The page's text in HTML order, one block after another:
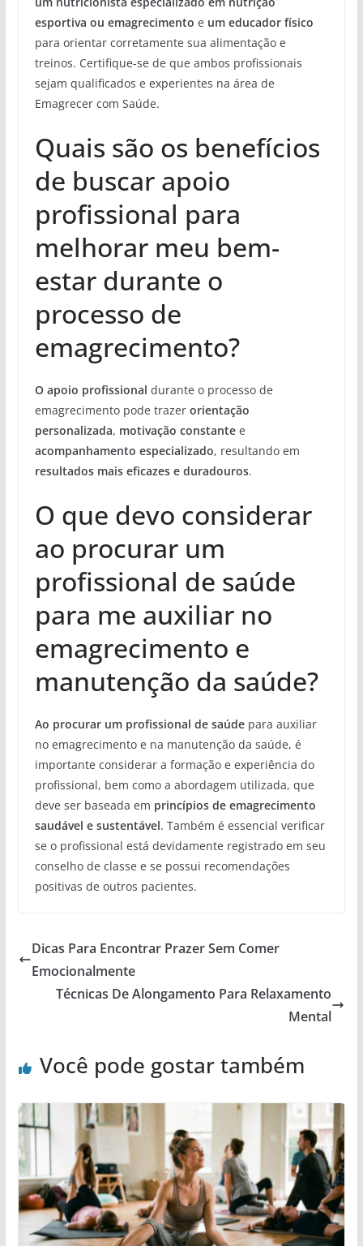
esportiva ou emagrecimento e um educador físico
para orientar corretamente sua alimentação e
treinos. Certifique-se de que ambos profissionais
sejam qualificados e experientes na área de
Emagrecer com Saúde.
Quais são os benefícios
de buscar apoio
profissional para
melhorar meu bem-
estar durante o
processo de
emagrecimento?
O apoio profissional durante o processo de
emagrecimento pode trazer orientação
personalizada, motivação constantee
acompanhamento especializado, resultando em
resultados mais eficazes e duradouros.
O que devo considerar
ao procurar um
profissional de saúde
para me auxiliar no
emagrecimento e
manutenção da saúde?
Ao procurar um profissional de saúdepara auxiliar
no emagrecimento e na manutenção da saúde, é
importante considerar a formação e experiência do
profissional, bem como a abordagem utilizada, que
deve ser baseada em princípios de emagrecimento
saudável e sustentável. Também é essencial verificar
se o profissional está devidamente registrado em seu
conselho de classe e se possui recomendações
positivas de outros pacientes.
Dicas Para Encontrar Prazer Sem Comer
Emocionalmente
Técnicas De Alongamento Para Relaxamento
Mental
Você pode gostar também